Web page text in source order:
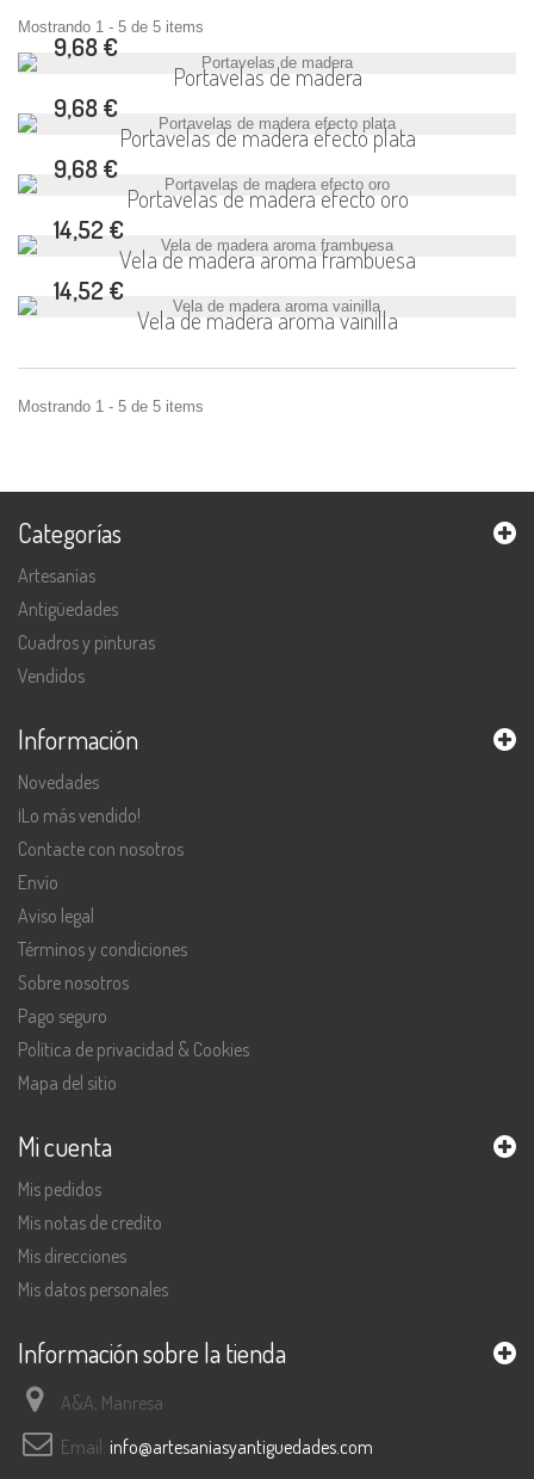
Mostrando 1 - 5 de 5 items
Portavelas de madera
9,68 €
Portavelas de madera efecto plata
9,68 €
Portavelas de madera efecto oro
9,68 €
Vela de madera aroma frambuesa
14,52 €
Vela de madera aroma vainilla
14,52 €
Mostrando 1 - 5 de 5 items
Categorías
Artesanías
Antigüedades
Cuadros y pinturas
Vendidos
Información
Novedades
¡Lo más vendido!
Contacte con nosotros
Envío
Aviso legal
Términos y condiciones
Sobre nosotros
Pago seguro
Política de privacidad & Cookies
Mapa del sitio
Mi cuenta
Mis pedidos
Mis notas de credito
Mis direcciones
Mis datos personales
Información sobre la tienda
A&A, Manresa
Email: info@artesaniasyantiguedades.com